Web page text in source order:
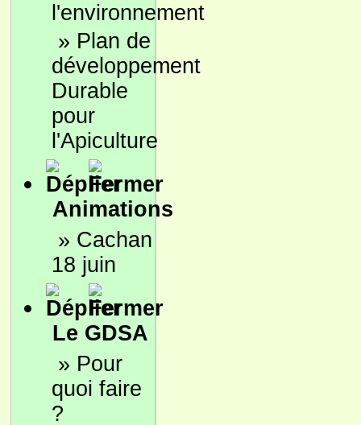
l'environnement
» Plan de
développement
Durable
pour
l'Apiculture
Animations
» Cachan
18 juin
Le GDSA
» Pour
quoi faire
?